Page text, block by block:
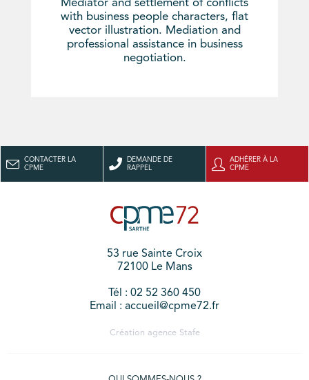
Mediator and settlement of conflicts
with business people characters, flat
vector illustration. Mediation and
professional assistance in business
negotiation.
CONTACTER LA
CPME
DEMANDE DE
RAPPEL
ADHÉRER À LA
CPME
53 rue Sainte Croix
72100 Le Mans
Tél : 02 52 360 450
Email : accueil@cpme72.fr
Création agence Stafe